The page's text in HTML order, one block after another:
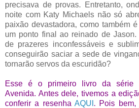
precisava de provas. Entretanto,
noite com Katy Michaels não só
paixão devastadora, como também
um ponto final ao reinado de
de prazeres inconfessáveis e
conseguirão saciar a sede de
tornarão servos da escuridão?
Esse é o primeiro livro da série
Avenida. Antes dele, tivemos a
conferir a resenha AQUI . Pois bem,